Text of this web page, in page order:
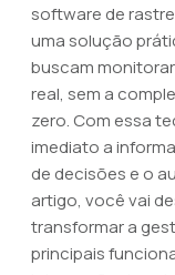
software de
uma solução
buscam
real, sem a
zero. Com essa
imediato a
de decisões e o
artigo, você vai
transformar a
principais